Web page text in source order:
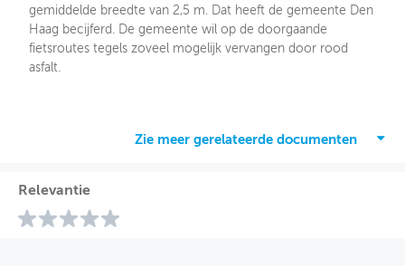
gemiddelde breedte van 2,5 m. Dat heeft de gemeente Den
Haag becijferd. De gemeente wil op de doorgaande
fietsroutes tegels zoveel mogelijk vervangen door rood
asfalt.
Zie meer gerelateerde documenten
Relevantie